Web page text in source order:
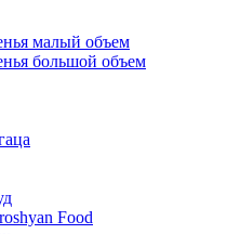
малый объем
большой объем
Food